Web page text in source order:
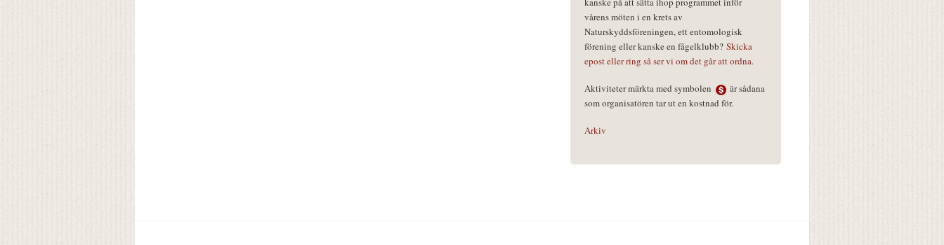
vårens möten i en krets av
Naturskyddsföreningen, ett entomologisk
förening eller kanske en fågelklubb? Skicka
epost eller ring så ser vi om det går att ordna.
Aktiviteter märkta med symbolen
är sådana
som organisatören tar ut en kostnad för.
Arkiv